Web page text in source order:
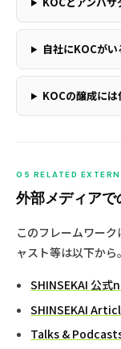
自社にKOCが
KOCの醸成には
05 RELATED
外部メディアで
このフレームワー
ャスト等は以下から。
SHINSEKAI 公式
SHINSEKAI
Talks &